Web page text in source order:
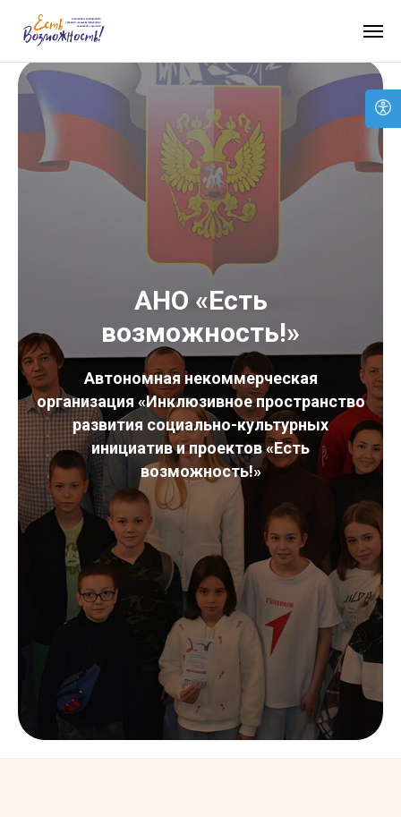
АНО «Есть
возможность!»
Автономная некоммерческая
организация «Инклюзивное пространство
развития социально-культурных
инициатив и проектов «Есть
возможность!»